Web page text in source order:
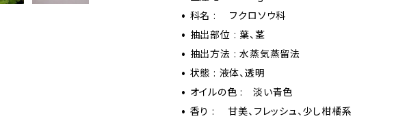
• 科名 : フクロソウ科
• 抽出部位 : 葉、茎
• 抽出方法 : 水蒸気蒸留法
• 状態 : 液体、透明
• オイルの色 : 淡い青色
• 香り : 甘美、フレッシュ、少し柑橘系